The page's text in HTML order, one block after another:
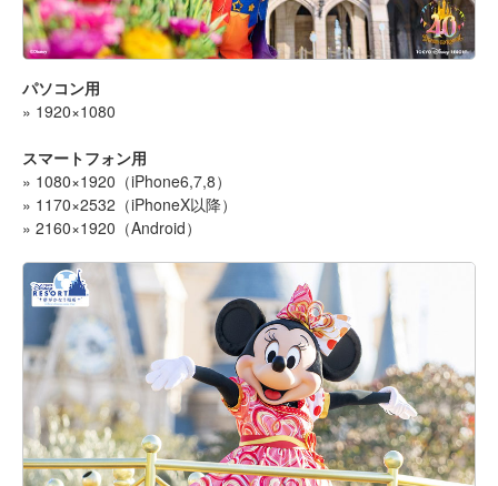
パソコン用
» 1920×1080
スマートフォン用
» 1080×1920（iPhone6,7,8）
» 1170×2532（iPhoneX以降）
» 2160×1920（Android）